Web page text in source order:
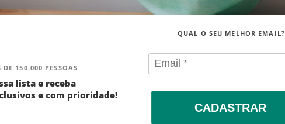
150.000 PESSOAS
lista e receba
e com prioridade!
QUAL O SEU MELHOR EMAIL?
CADASTRAR